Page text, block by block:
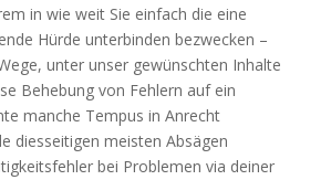
in wie weit Sie einfach die eine
Hürde unterbinden bezwecken –
unter unser gewünschten Inhalte
Behebung von Fehlern auf ein
manche Tempus in Anrecht
diesseitigen meisten Absägen
bei Problemen via deiner